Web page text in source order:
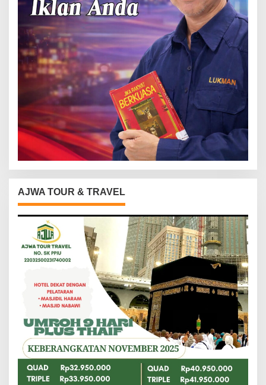
AJWA TOUR & TRAVEL